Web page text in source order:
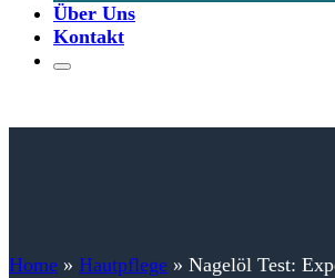
Über Uns
Kontakt
Home » Hautpflege » Nagelöl Test: